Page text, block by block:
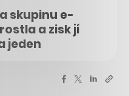
skupinu e-
a zisk jí
jeden